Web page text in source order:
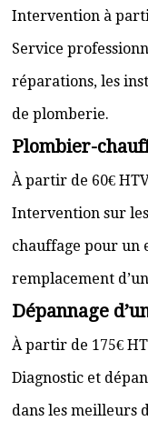
Intervention à
Service
réparations, les
de plomberie.
Plombier-
À partir de 60€
Intervention sur
chauffage pour un
remplacement
Dépannage
À partir de 175€
Diagnostic et
dans les meilleurs